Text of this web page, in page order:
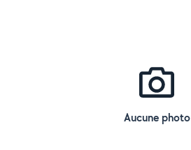
Aucune photo